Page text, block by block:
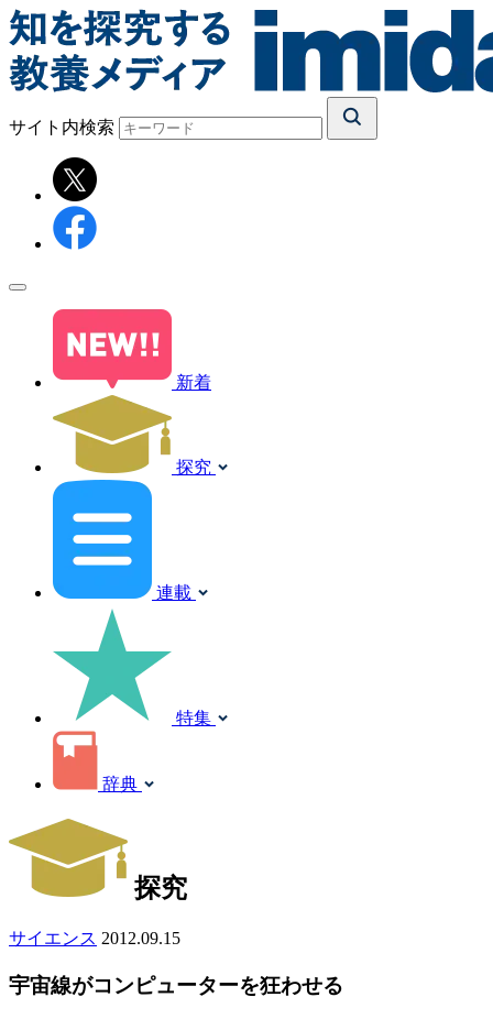
サイト内検索
新着
探究
連載
特集
辞典
探究
サイエンス 2012.09.15
宇宙線がコンピューターを狂わせる